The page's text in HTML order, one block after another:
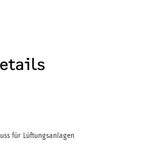
für Lüftungsanlagen